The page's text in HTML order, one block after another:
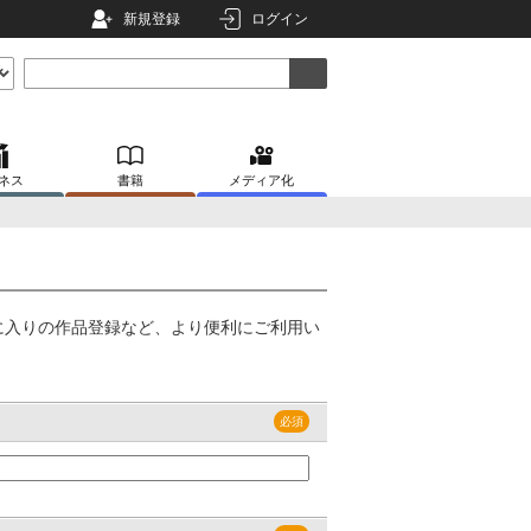
新規登録 ログイン
ス 書籍 メディア化
りの作品登録など、より便利にご利用い